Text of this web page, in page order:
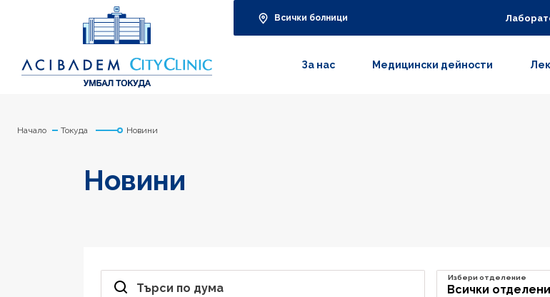
Всички болници
За нас Медицински дейности
Начало Токуда Новини
Новини
Търси по дума Всички
Избери отделение